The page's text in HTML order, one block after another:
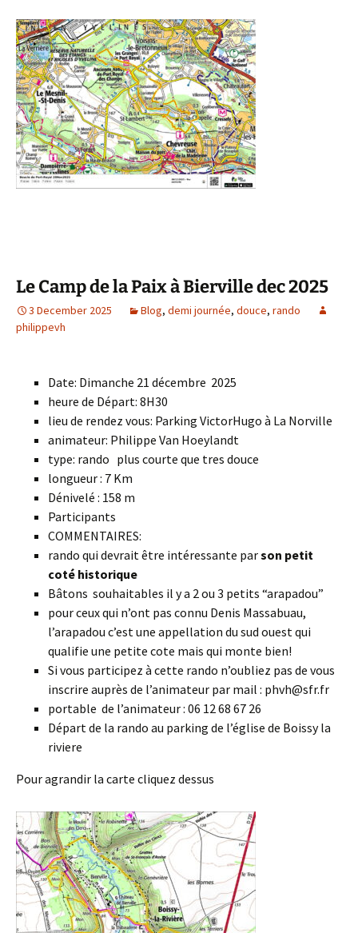
Le Camp de la Paix à Bierville dec 2025
3 December 2025 Blog, demi journée, douce, rando
philippevh
Date: Dimanche 21 décembre 2025
heure de Départ: 8H30
lieu de rendez vous: Parking VictorHugo à La Norville
animateur: Philippe Van Hoeylandt
type: rando plus courte que tres douce
longueur : 7 Km
Dénivelé : 158 m
Participants
COMMENTAIRES:
rando qui devrait être intéressante parson petit
coté historique
Bâtons souhaitables il y a 2 ou 3 petits “arapadou”
pour ceux qui n’ont pas connu Denis Massabuau,
l’arapadou c’est une appellation du sud ouest qui
qualifie une petite cote mais qui monte bien!
Si vous participez à cette rando n’oubliez pas de vous
inscrire auprès de l’animateur par mail : phvh@sfr.fr
portable de l’animateur : 06 12 68 67 26
Départ de la rando au parking de l’église de Boissy la
riviere
Pour agrandir la carte cliquez dessus